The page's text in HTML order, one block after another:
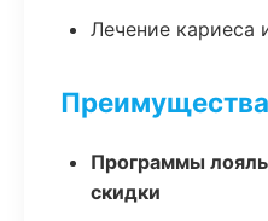
Лечение кариеса
Программы
скидки